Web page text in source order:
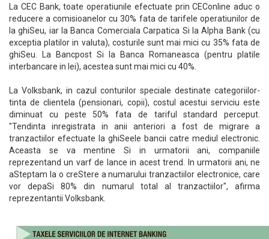
La CEC Bank, toate operatiunile efectuate prin CEConline aduc o
reducere a comisioanelor cu 30% fata de tarifele operatiunilor de
la ghiSeu, iar la Banca Comerciala Carpatica Si la Alpha Bank (cu
exceptia platilor in valuta), costurile sunt mai mici cu 35% fata de
ghiSeu. La Bancpost Si la Banca Romaneasca (pentru platile
interbancare in lei), acestea sunt mai mici cu 40%.
La Volksbank, in cazul conturilor speciale destinate categoriilor-
tinta de clientela (pensionari, copii), costul acestui serviciu este
diminuat cu peste 50% fata de tariful standard perceput.
"Tendinta inregistrata in anii anteriori a fost de migrare a
tranzactiilor efectuate la ghiSeele bancii catre mediul electronic.
Aceasta se va mentine Si in urmatorii ani, companiile
reprezentand un varf de lance in acest trend. In urmatorii ani, ne
aSteptam la o creStere a numarului tranzactiilor electronice, care
vor depaSi 80% din numarul total al tranzactiilor", afirma
reprezentantii Volksbank.